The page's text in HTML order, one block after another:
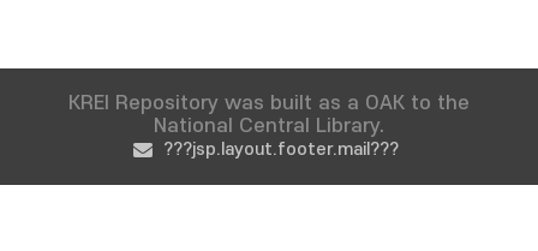
KREI Repository was built as a OAK to the
National Central Library.
???jsp.layout.footer.mail???